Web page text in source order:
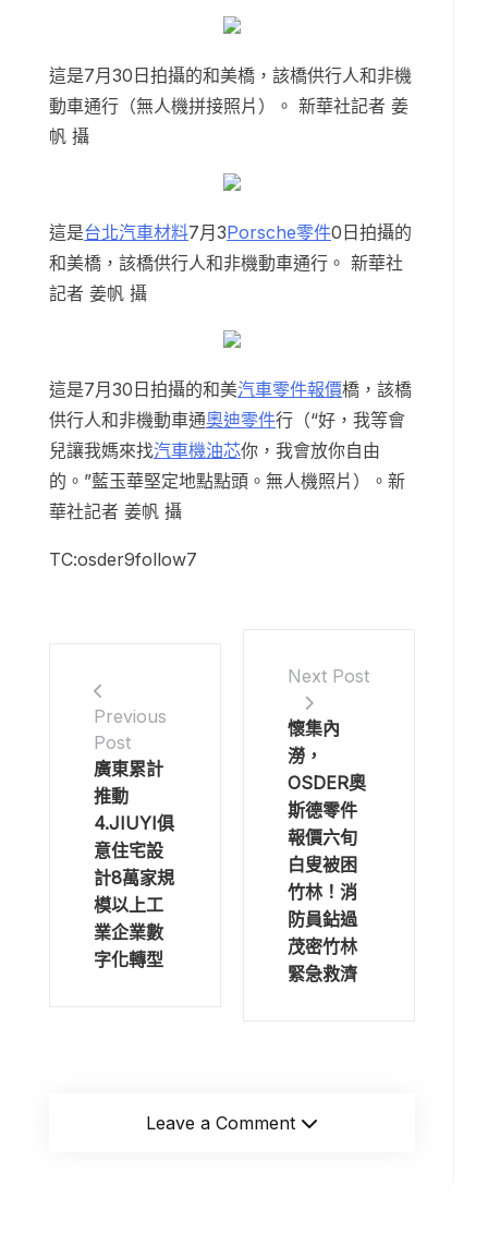
這是7月30日拍攝的和美橋，該橋供行人和非機
動車通行（無人機拼接照片）。 新華社記者 姜
帆 攝
這是台北汽車材料7月3Porsche零件0日拍攝的
和美橋，該橋供行人和非機動車通行。 新華社
記者 姜帆 攝
這是7月30日拍攝的和美汽車零件報價橋，該橋
供行人和非機動車通奧迪零件行（“好，我等會
兒讓我媽來找汽車機油芯你，我會放你自由
的。”藍玉華堅定地點點頭。無人機照片）。新
華社記者 姜帆 攝
TC:osder9follow7
Previous
Post
廣東累計
推動
4.JIUYI俱
意住宅設
計8萬家規
模以上工
業企業數
字化轉型
Next Post
懷集內
澇，
OSDER奧
斯德零件
報價六旬
白叟被困
竹林！消
防員鉆過
茂密竹林
緊急救濟
Leave a Comment